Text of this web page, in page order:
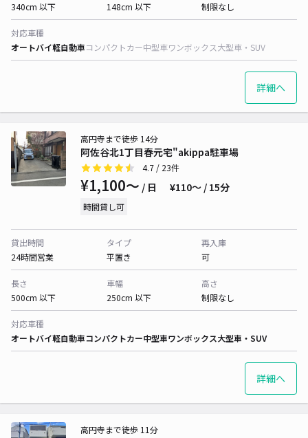
340cm 以下
148cm 以下
制限なし
対応車種
オートバイ軽自動車コンパクトカー中型車ワンボックス大型車・SUV
詳細へ
阿佐谷北1丁目春元宅"akippa駐車場
高円寺まで徒歩 14分
4.7 / 23件
¥1,100〜 / 日 ¥110〜 / 15分
時間貸し可
貸出時間
24時間営業
タイプ
平置き
再入庫
可
長さ
500cm 以下
車幅
250cm 以下
高さ
制限なし
対応車種
オートバイ軽自動車コンパクトカー中型車ワンボックス大型車・SUV
詳細へ
高円寺まで徒歩 11分